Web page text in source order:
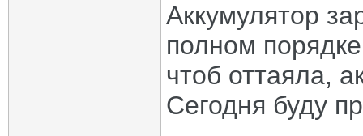
Аккумулятор
полном
чтоб оттаяла,
Сегодня буду